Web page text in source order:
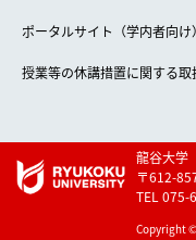
ポータルサイト（学内者向け）
授業等の休講措置に関する取
Copyright ©
龍谷大学
〒612-
TEL